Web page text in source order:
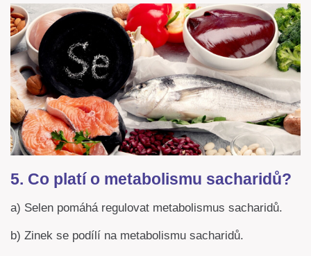
5. Co platí o metabolismu sacharidů?
a) Selen pomáhá regulovat metabolismus sacharidů.
b) Zinek se podílí na metabolismu sacharidů.